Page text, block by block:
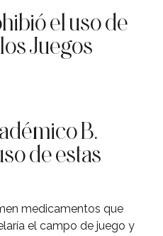
el uso de
Juegos
B.
de estas
medicamentos que
el campo de juego y